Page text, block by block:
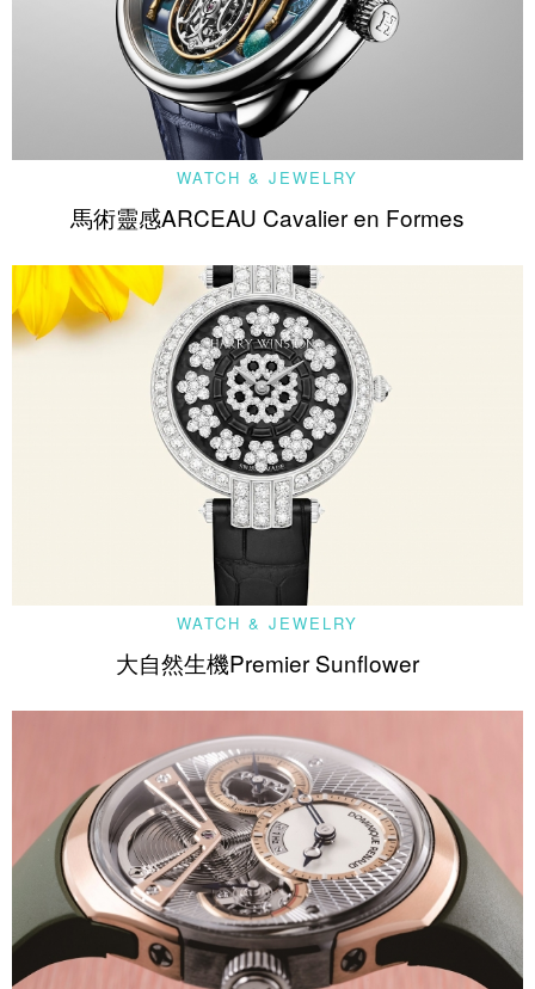
WATCH & JEWELRY
馬術靈感ARCEAU Cavalier en Formes
WATCH & JEWELRY
大自然生機Premier Sunflower